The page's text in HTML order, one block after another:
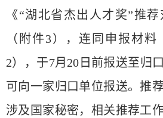
《“湖北省杰出人才奖”推
（附件3），连同申报材
2），于7月20日前报送至归
可向一家归口单位报送。推
涉及国家秘密，相关推荐工